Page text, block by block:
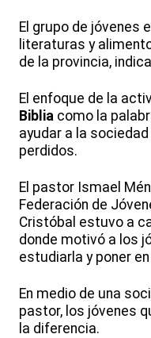
El grupo de jóvenes
literaturas y
de la provincia,
El enfoque de la
Biblia como la
ayudar a la
perdidos.
El pastor Ismael
Federación de
Cristóbal estuvo a
donde motivó a los
estudiarla y poner
En medio de una
pastor, los jóvenes
la diferencia.